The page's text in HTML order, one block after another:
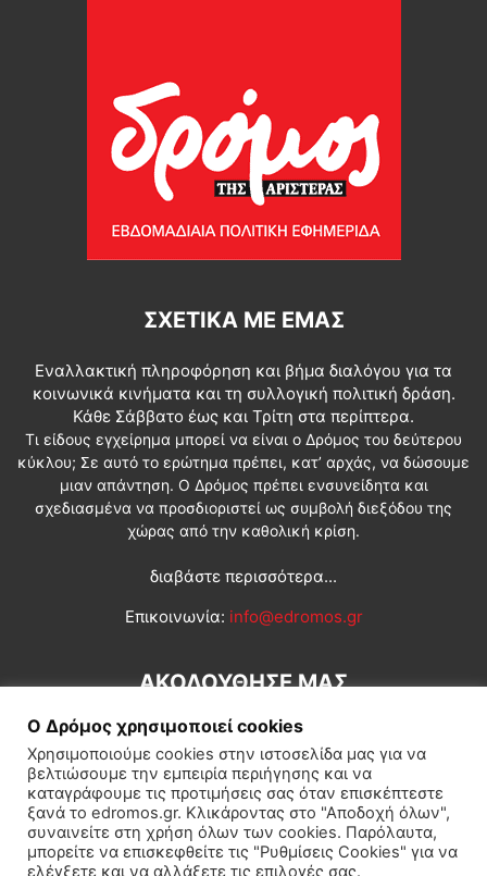
ΣΧΕΤΙΚΆ ΜΕ ΕΜΆΣ
Εναλλακτική πληροφόρηση και βήμα διαλόγου για τα
κοινωνικά κινήματα και τη συλλογική πολιτική δράση.
Κάθε Σάββατο έως και Τρίτη στα περίπτερα.
Τι είδους εγχείρημα μπορεί να είναι ο Δρόμος του δεύτερου
κύκλου; Σε αυτό το ερώτημα πρέπει, κατ’ αρχάς, να δώσουμε
μιαν απάντηση. Ο Δρόμος πρέπει ενσυνείδητα και
σχεδιασμένα να προσδιοριστεί ως συμβολή διεξόδου της
χώρας από την καθολική κρίση.
διαβάστε περισσότερα...
Επικοινωνία: info@edromos.gr
ΑΚΟΛΟΥΘΗΣΕ ΜΑΣ
Εγγραφή συνδρομητή Πολιτική Διεθνή Κοινωνία
Ο Δρόμος χρησιμοποιεί cookies
Χρησιμοποιούμε cookies στην ιστοσελίδα μας για να
βελτιώσουμε την εμπειρία περιήγησης και να
καταγράφουμε τις προτιμήσεις σας όταν επισκέπτεστε
ξανά το edromos.gr. Κλικάροντας στο "Αποδοχή όλων",
συναινείτε στη χρήση όλων των cookies. Παρόλαυτα,
μπορείτε να επισκεφθείτε τις "Ρυθμίσεις Cookies" για να
ελέγξετε και να αλλάξετε τις επιλογές σας.